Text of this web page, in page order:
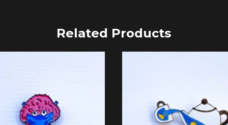
Related Products